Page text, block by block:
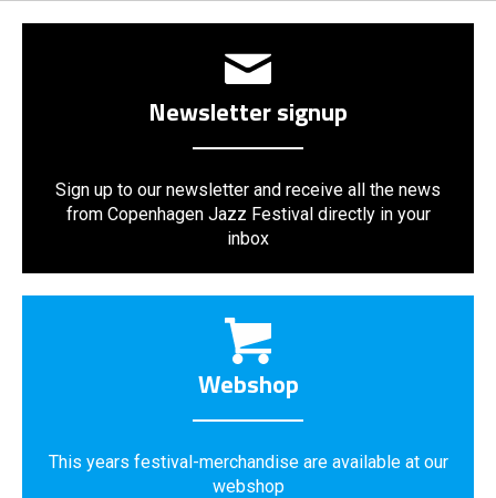
Newsletter signup
Sign up to our newsletter and receive all the news
from Copenhagen Jazz Festival directly in your
inbox
Webshop
This years festival-merchandise are available at our
webshop